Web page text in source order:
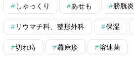
しゃっくり あせも 膀胱炎
リウマチ科、整形外科 保湿
切れ痔 蕁麻疹 溶連菌